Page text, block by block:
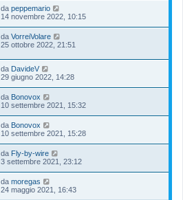
da peppemario
14 novembre 2022, 10:15
da VorreiVolare
25 ottobre 2022, 21:51
da DavideV
29 giugno 2022, 14:28
da Bonovox
10 settembre 2021, 15:32
da Bonovox
10 settembre 2021, 15:28
da Fly-by-wire
3 settembre 2021, 23:12
da moregas
24 maggio 2021, 16:43